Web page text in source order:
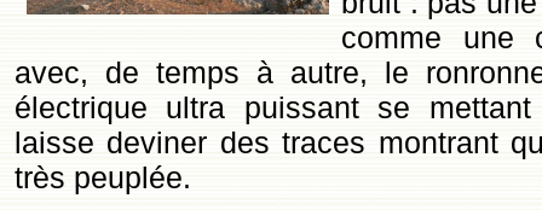
comme une
avec, de temps à autre, le
électrique ultra puissant se
laisse deviner des traces montrant
très peuplée.